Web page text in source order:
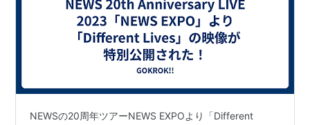
NEWSの20周年ツアーNEWS EXPOより「Different